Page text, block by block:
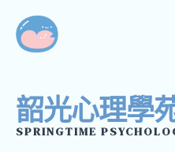
韶光心理學
SPRINGTIME